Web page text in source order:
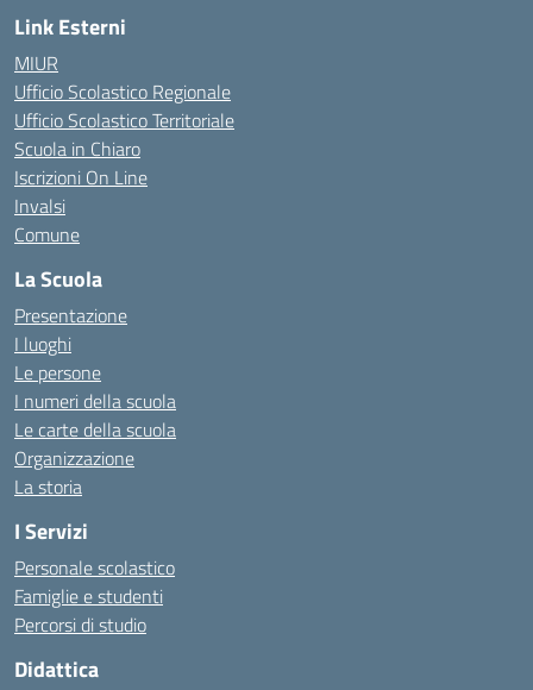
Link Esterni
MIUR
Ufficio Scolastico Regionale
Ufficio Scolastico Territoriale
Scuola in Chiaro
Iscrizioni On Line
Invalsi
Comune
La Scuola
Presentazione
I luoghi
Le persone
I numeri della scuola
Le carte della scuola
Organizzazione
La storia
I Servizi
Personale scolastico
Famiglie e studenti
Percorsi di studio
Didattica